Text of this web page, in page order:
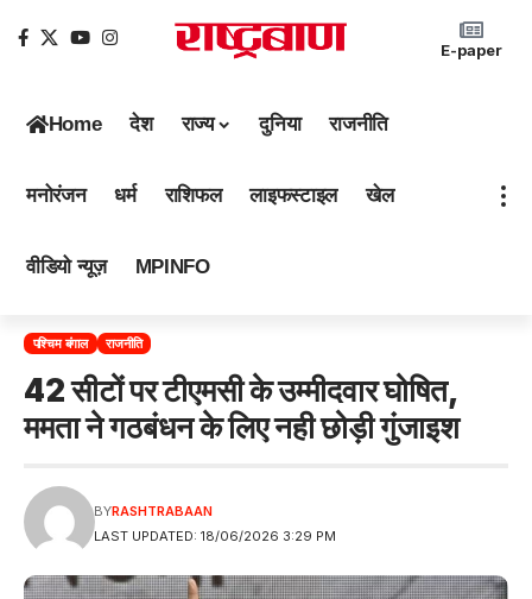
E-paper
Home देश राज्य दुनिया राजनीति
मनोरंजन धर्म राशिफल लाइफस्टाइल खेल
वीडियो न्यूज़ MPINFO
पश्चिम बंगाल राजनीति
42 सीटों पर टीएमसी के उम्मीदवार घोषित,
ममता ने गठबंधन के लिए नही छोड़ी गुंजाइश
LAST UPDATED: 18/06/2026 3:29 PM
BYRASHTRABAAN